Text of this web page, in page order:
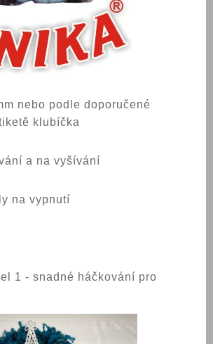
nebo podle doporučené
klubíčka
a na vyšívání
na vypnutí
1 - snadné háčkování pro